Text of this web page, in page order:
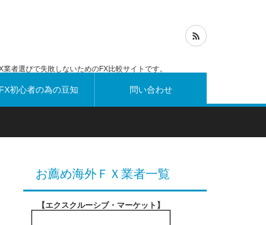
者選びで失敗しないためのFX比較サイトです。
FX初心者の為の豆知 問い合わせ
お薦め海外ＦＸ業者一覧
【エクスクルーシブ・マーケット 】